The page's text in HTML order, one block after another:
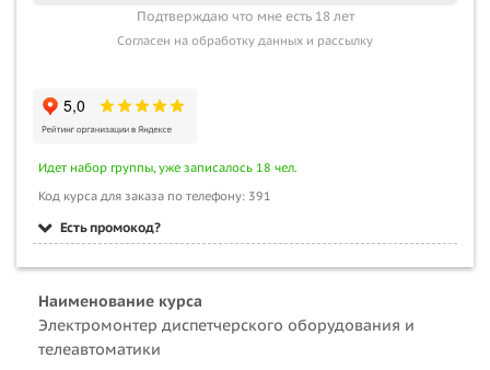
Подтверждаю что мне есть 18 лет
Согласен на обработку данных и рассылку
Идет набор группы, уже записалось 18 чел.
Код курса для заказа по телефону: 391
Есть промокод?
Наименование курса
Электромонтер диспетчерского оборудования и
телеавтоматики